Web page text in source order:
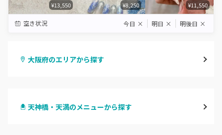
¥13,550 ¥8,250 ¥11,550
空き状況 今日 × 明日 × 明後日 ×
大阪府のエリアから探す
心斎橋・南船場・アメ村
天神橋・天満のメニューから探す